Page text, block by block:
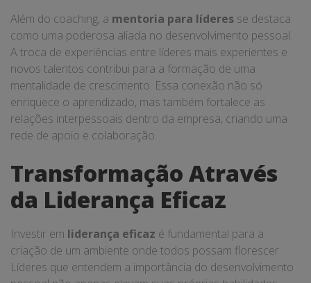
Além do coaching, a mentoria para líderes se destaca
como uma poderosa aliada no desenvolvimento pessoal.
A troca de experiências entre líderes mais experientes e
novos talentos contribui para a formação de uma
mentalidade de crescimento. Essa conexão não só
enriquece o aprendizado, mas também fortalece as
relações interpessoais dentro da empresa, criando uma
rede de apoio e colaboração.
Transformação Através
da Liderança Eficaz
Investir em liderança eficaz é fundamental para a
criação de um ambiente onde todos possam florescer.
Líderes que entendem a importância do desenvolvimento